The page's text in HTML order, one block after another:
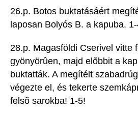
26.p. Botos buktatásáért
laposan Bolyós B. a kapuba.
28.p. Magasföldi Cserivel vitte
gyönyörûen, majd elõbbit a
buktatták. A megítélt
végezte el, és tekerte
felsõ sarokba! 1-5!